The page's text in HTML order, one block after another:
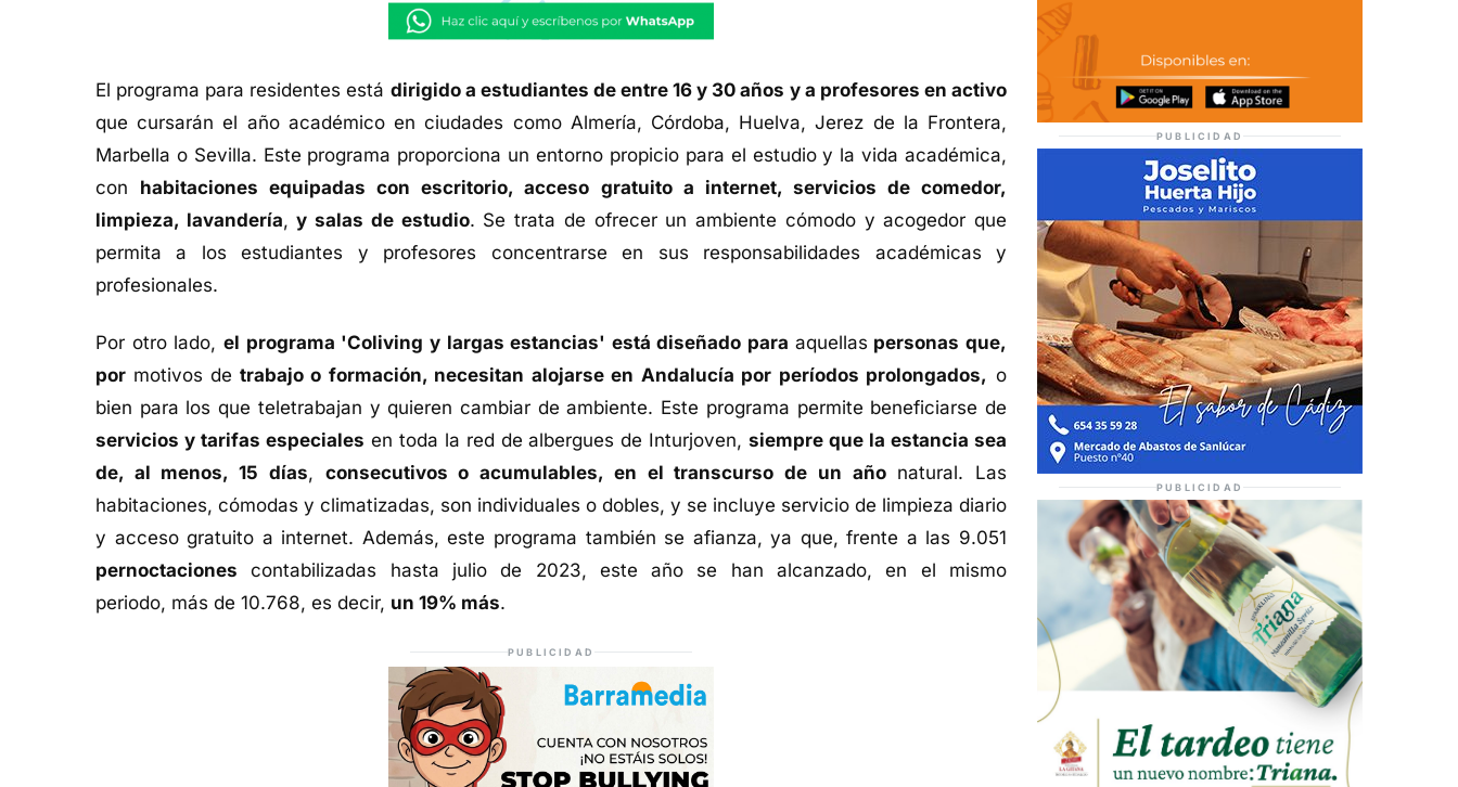
El programa para residentes está dirigido a estudiantes de entre 16 y 30 años y a profesores en activo
que cursarán el año académico en ciudades como Almería, Córdoba, Huelva, Jerez de la Frontera,
Marbella o Sevilla. Este programa proporciona un entorno propicio para el estudio y la vida académica,
con habitaciones equipadas con escritorio, acceso gratuito a internet, servicios de comedor,
limpieza, lavandería,y salas de estudio. Se trata de ofrecer un ambiente cómodo y acogedor que
permita a los estudiantes y profesores concentrarse en sus responsabilidades académicas y
profesionales.
Por otro lado, el programa 'Coliving y largas estancias' está diseñado para aquellas personas que,
por motivos de trabajo o formación, necesitan alojarse en Andalucía por períodos prolongados, o
bien para los que teletrabajan y quieren cambiar de ambiente. Este programa permite beneficiarse de
servicios y tarifas especiales en toda la red de albergues de Inturjoven,siempre que la estancia sea
de, al menos, 15 días, consecutivos o acumulables, en el transcurso de un añonatural. Las
habitaciones, cómodas y climatizadas, son individuales o dobles, y se incluye servicio de limpieza diario
y acceso gratuito a internet. Además, este programa también se afianza, ya que, frente a las 9.051
pernoctaciones contabilizadas hasta julio de 2023, este año se han alcanzado, en el mismo
periodo, más de 10.768, es decir, un 19% más.
PUBLICIDAD
PUBLICIDAD
PUBLICIDAD